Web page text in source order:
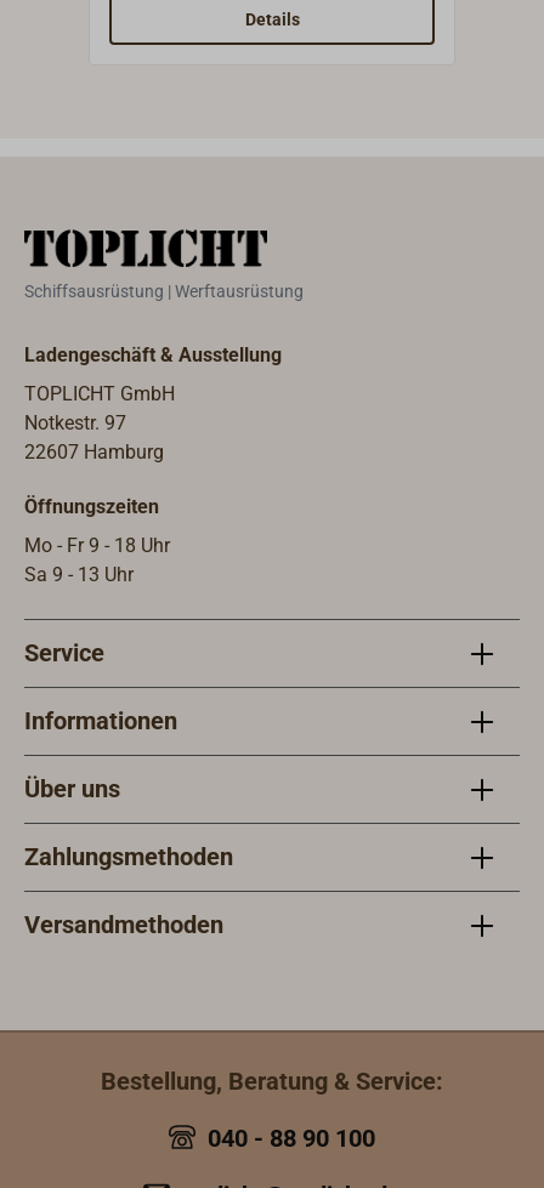
Anwendungen.Die Materialstärke
beträgt 1 mm, der
Details
Schiffsausrüstung | Werftausrüstung
Ladengeschäft & Ausstellung
TOPLICHT GmbH
Notkestr. 97
22607 Hamburg
Öffnungszeiten
Mo - Fr 9 - 18 Uhr
Sa 9 - 13 Uhr
Service
Informationen
Über uns
Zahlungsmethoden
Versandmethoden
Bestellung, Beratung & Service:
040 - 88 90 100